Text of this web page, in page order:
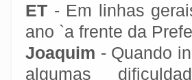
ET - Em linhas
ano `a frente da
Joaquim - Quando
algumas